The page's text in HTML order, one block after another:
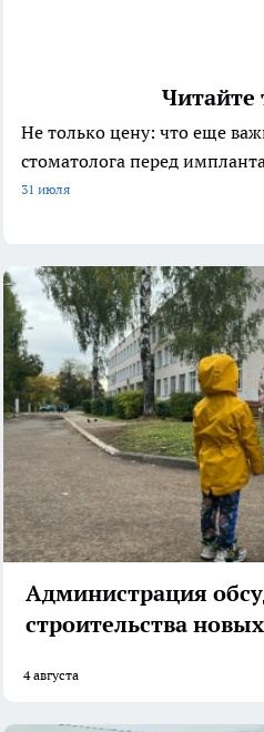
Читайте
Не только цену: что еще
стоматолога перед
31 июля
Администрация
строительства
4 августа